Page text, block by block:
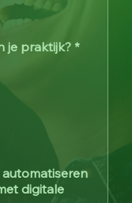
je praktijk? *
digitale